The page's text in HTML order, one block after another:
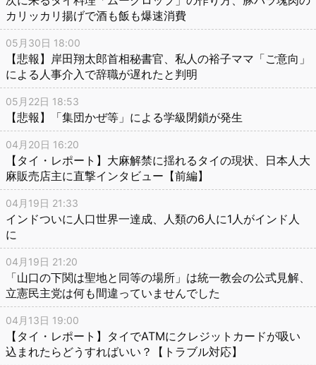
カリッカリ揚げで酒も飯も爆速消費
05月30日 18:00
【悲報】岸田翔太郎首相秘書官、私人の裕子ママ「ご意向」
による人事介入で辞職が遅れたと判明
05月22日 18:53
【悲報】「集団かぜ等」による学級閉鎖が発生
04月20日 16:20
【タイ・レポート】大麻解禁に揺れるタイの現状、日本人大
麻販売店主に直撃インタビュー【前編】
04月19日 21:33
インドついに人口世界一達成、人類の6人に1人がインド人
に
04月19日 21:20
「山口の下関は聖地と同等の場所」は統一教会の公式見解、
立憲民主党は何も間違っていませんでした
04月13日 19:00
【タイ・レポート】タイでATMにクレジットカードが吸い
込まれたらどうすればいい？【トラブル対応】